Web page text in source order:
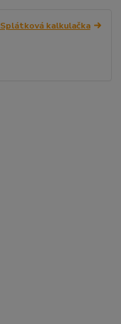
Splátková kalkulačka